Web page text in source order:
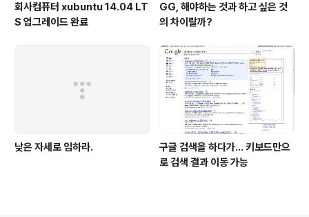
회사컴퓨터 xubuntu 14.04 LT
S 업그레이드 완료
GG, 해야하는 것과 하고 싶은 것
의 차이랄까?
낮은 자세로 임하라.
구글 검색을 하다가... 키보드만으
로 검색 결과 이동 가능